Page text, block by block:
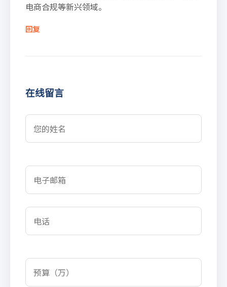
电商合规等新兴领域。
回复
在线留言